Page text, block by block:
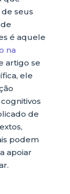
seus
é aquele
na
artigo se
ele
de
podem
apoiar